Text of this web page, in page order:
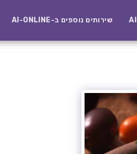
שירותים נוספים ב-AI-ONLINE